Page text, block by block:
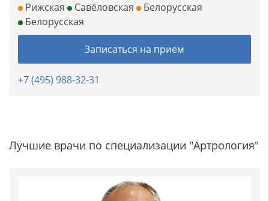
Рижская
Савёловская
Белорусская
Белорусская
Записаться на прием
+7 (495) 988-32-31
Лучшие врачи по специализации "Артрология"